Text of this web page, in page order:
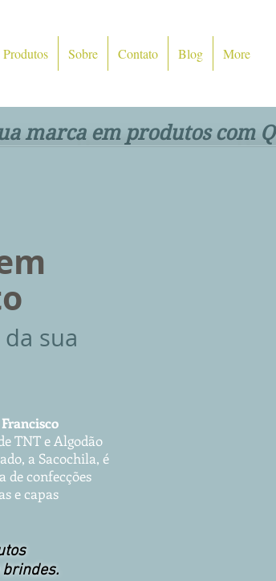
Produtos Sobre Contato Blog More
marca em produtos com
sua
e TNT e Algodão
a Sacochila, é
de confecções
e capas